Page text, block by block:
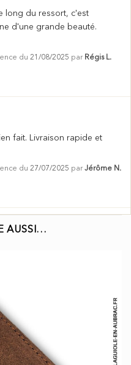
long du ressort, c'est
d'une grande beauté.
du 21/08/2025 par Régis L.
fait. Livraison rapide et
du 27/07/2025 par Jérôme N.
AUSSI…